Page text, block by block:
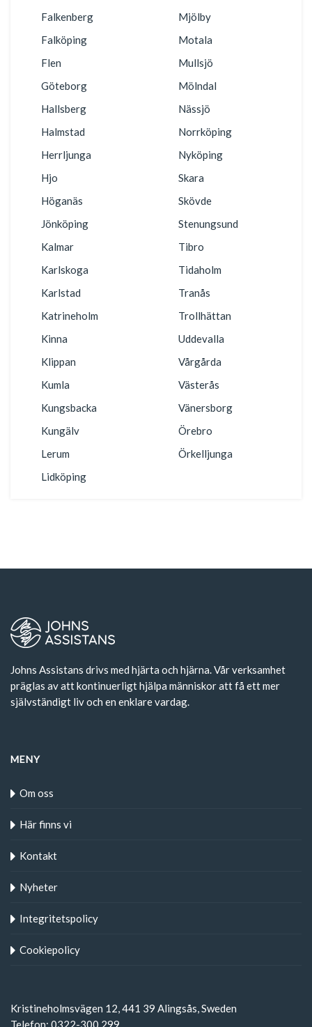
Falkenberg
Falköping
Flen
Göteborg
Hallsberg
Halmstad
Herrljunga
Hjo
Höganäs
Jönköping
Kalmar
Karlskoga
Karlstad
Katrineholm
Kinna
Klippan
Kumla
Kungsbacka
Kungälv
Lerum
Lidköping
Mjölby
Motala
Mullsjö
Mölndal
Nässjö
Norrköping
Nyköping
Skara
Skövde
Stenungsund
Tibro
Tidaholm
Tranås
Trollhättan
Uddevalla
Vårgårda
Västerås
Vänersborg
Örebro
Örkelljunga
Johns Assistans drivs med hjärta och hjärna. Vår verksamhet
präglas av att kontinuerligt hjälpa människor att få ett mer
självständigt liv och en enklare vardag.
MENY
Om oss
Här finns vi
Kontakt
Nyheter
Integritetspolicy
Cookiepolicy
Kristineholmsvägen 12, 441 39 Alingsås, Sweden
Telefon: 0322-300 299